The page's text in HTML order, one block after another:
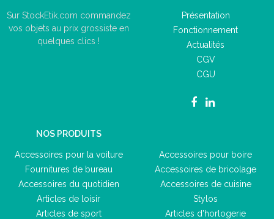
Sur StockEtik.com commandez
vos objets au prix grossiste en
quelques clics !
Présentation
Fonctionnement
Actualités
CGV
CGU
NOS PRODUITS
Accessoires pour la voiture
Fournitures de bureau
Accessoires du quotidien
Articles de loisir
Articles de sport
Accessoires pour boire
Accessoires de bricolage
Accessoires de cuisine
Stylos
Articles d'horlogerie